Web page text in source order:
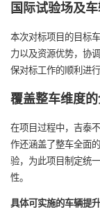
国际试验场及
本次对标项目的目标
力以及资源优势，协
保对标工作的顺利进行
覆盖整车维度
在项目过程中，吉泰
作还涵盖了整车全面
验，为此项目制定统
性。
具体可实施的车辆提